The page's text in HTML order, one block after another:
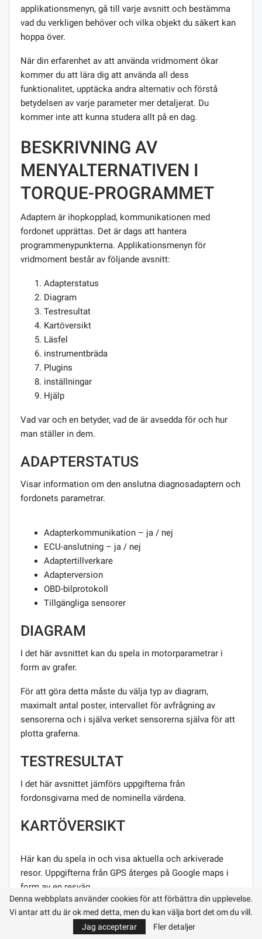
applikationsmenyn, gå till varje avsnitt och bestämma
vad du verkligen behöver och vilka objekt du säkert kan
hoppa över.
När din erfarenhet av att använda vridmoment ökar
kommer du att lära dig att använda all dess
funktionalitet, upptäcka andra alternativ och förstå
betydelsen av varje parameter mer detaljerat. Du
kommer inte att kunna studera allt på en dag.
BESKRIVNING AV
MENYALTERNATIVEN I
TORQUE-PROGRAMMET
Adaptern är ihopkopplad, kommunikationen med
fordonet upprättas. Det är dags att hantera
programmenypunkterna. Applikationsmenyn för
vridmoment består av följande avsnitt:
Adapterstatus
Diagram
Testresultat
Kartöversikt
Läsfel
instrumentbräda
Plugins
inställningar
Hjälp
Vad var och en betyder, vad de är avsedda för och hur
man ställer in dem.
ADAPTERSTATUS
Visar information om den anslutna diagnosadaptern och
fordonets parametrar.
Adapterkommunikation – ja / nej
ECU-anslutning – ja / nej
Adaptertillverkare
Adapterversion
OBD-bilprotokoll
Tillgängliga sensorer
DIAGRAM
I det här avsnittet kan du spela in motorparametrar i
form av grafer.
För att göra detta måste du välja typ av diagram,
maximalt antal poster, intervallet för avfrågning av
sensorerna och i själva verket sensorerna själva för att
plotta graferna.
TESTRESULTAT
I det här avsnittet jämförs uppgifterna från
fordonsgivarna med de nominella värdena.
KARTÖVERSIKT
Här kan du spela in och visa aktuella och arkiverade
resor. Uppgifterna från GPS återges på Google maps i
form av en resväg.
LÄSFEL
Denna webbplats använder cookies för att förbättra din upplevelse.
Vi antar att du är ok med detta, men du kan välja bort det om du vill.
Jag accepterar
Fler detaljer